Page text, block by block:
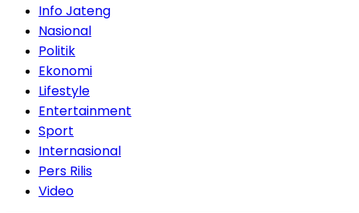
Info Jateng
Nasional
Politik
Ekonomi
Lifestyle
Entertainment
Sport
Internasional
Pers Rilis
Video